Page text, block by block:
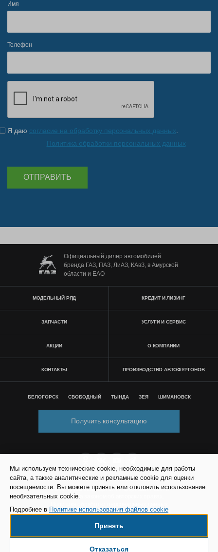
Имя
Телефон
Я даю согласие на обработку персональных данных
Политика обработки персональных данных
ОТПРАВИТЬ
Официальный дилер автомобилей
бренда ГАЗ, ПАЗ, ЛиАЗ, КАвЗ, в Амурской
области и ЕАО
МОДЕЛЬНЫЙ РЯД КРЕДИТ И ЛИЗИНГ
ЗАПЧАСТИ УСЛУГИ И СЕРВИС
АКЦИИ О КОМПАНИИ
КОНТАКТЫ ПРОИЗВОДСТВО АВТОФУРГОНОВ
БЕЛОГОРСК СВОБОДНЫЙ ТЫНДА ЗЕЯ ШИМАНОВСК
Получить консультацию
© Все права защищены. Информация сайта
защищена законом об авторских правах.
Согласие на обработку персональных данных
Согласие на рекламно-информационные
сообщения
Мы используем технические cookie, необходимые для работы
сайта, а также аналитические и рекламные cookie для оценки
посещаемости. Вы можете принять или отклонить использование
необязательных cookie.
Подробнее в Политике использования файлов cookie
Принять
Отказаться